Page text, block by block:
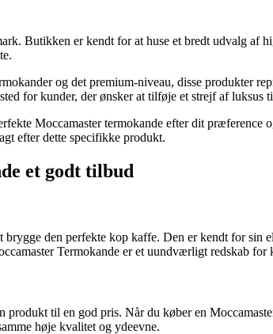
Butikken er kendt for at huse et bredt udvalg af
og det premium-niveau, disse produkter
for kunder, der ønsker at tilføje et strejf af luksus
Moccamaster termokande efter dit præference
efter dette specifikke produkt.
et godt tilbud
den perfekte kop kaffe. Den er kendt for sin
Termokande er et uundværligt redskab for
produkt til en god pris. Når du køber en
høje kvalitet og ydeevne.